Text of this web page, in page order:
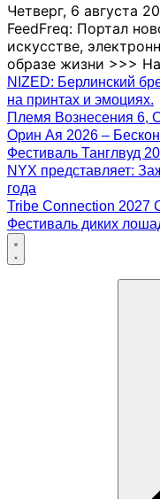
Четверг, 6 августа
FeedFreq: Портал
искусстве,
образе жизни >>>
NIZED: Берлинский
на принтах и ​​эмоциях.
Племя Вознесения 6,
Орин Ая 2026 –
Фестиваль Танглвуд
NYX представляет:
года
Tribe Connection 2027
Фестиваль диких